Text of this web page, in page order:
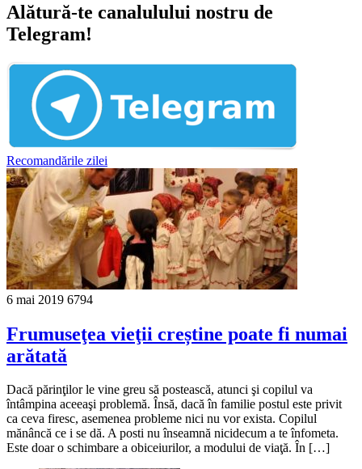
Alătură-te canalulului nostru de
Telegram!
Recomandările zilei
6 mai 2019 6794
Frumuseţea vieţii creștine poate fi numai
arătată
Dacă părinţilor le vine greu să postească, atunci şi copilul va
întâmpina aceeaşi problemă. Însă, dacă în familie postul este privit
ca ceva firesc, asemenea probleme nici nu vor exista. Copilul
mănâncă ce i se dă. A posti nu înseamnă nicidecum a te înfometa.
Este doar o schimbare a obiceiurilor, a modului de viaţă. În […]